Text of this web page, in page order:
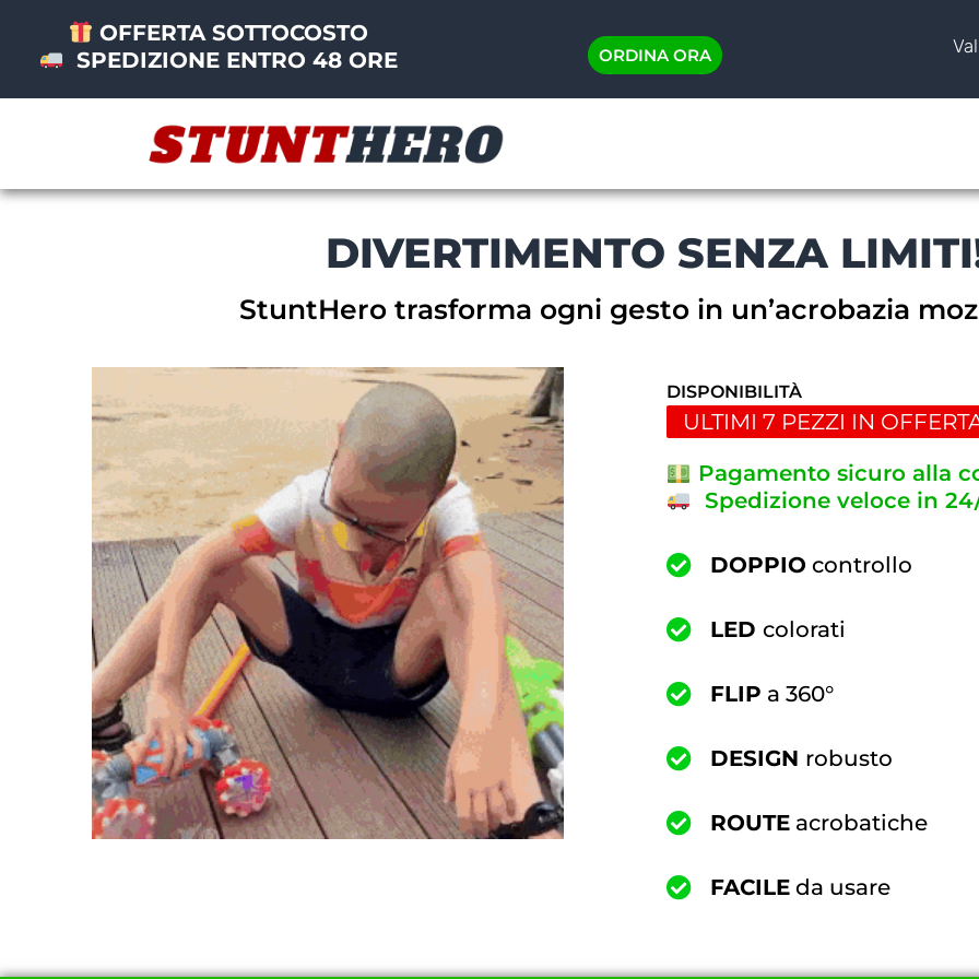
OFFERTA SOTTOCOSTO
SPEDIZIONE ENTRO 48 ORE
ORDINA ORA
DIVERTIMENTO SENZA
StuntHero trasforma ogni gesto in un’acrobazia
DISPONIBILITÀ
ULTIMI 7 PEZZI IN
Pagamento sicuro alla
Spedizione veloce in
DOPPIO controllo
LED colorati
FLIP a 360°
DESIGN robusto
ROUTEacrobatiche
FACILEda usare